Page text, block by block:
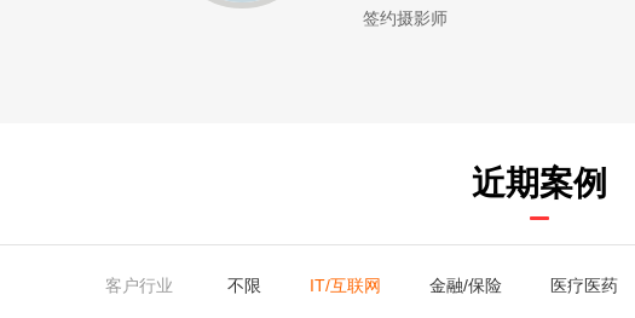
签约摄影师
近期案例
客户行业 不限 IT/互联网 金融/保险 医疗医药